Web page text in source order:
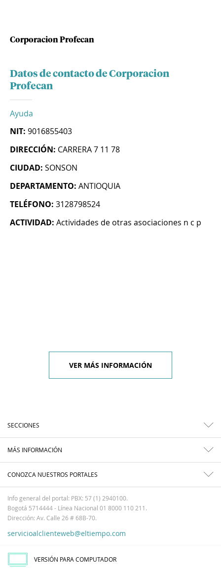
Corporacion Profecan
Datos de contacto de Corporacion
Profecan
Ayuda
NIT: 9016855403
DIRECCIÓN: CARRERA 7 11 78
CIUDAD: SONSON
DEPARTAMENTO: ANTIOQUIA
TELÉFONO: 3128798524
ACTIVIDAD: Actividades de otras asociaciones n c p
VER MÁS INFORMACIÓN
SECCIONES
MÁS INFORMACIÓN
CONOZCA NUESTROS PORTALES
Info general del portal: PBX: 57 (1) 2940100.
Bogotá 5714444 - Línea Nacional 01 8000 110 211.
Dirección: Av. Calle 26 # 68B-70.
servicioalclienteweb@eltiempo.com
VERSIÓN PARA COMPUTADOR